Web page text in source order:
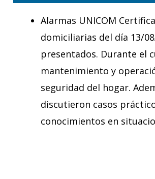
Alarmas UNICOM
domiciliarias del día 13/
presentados. Durante el
mantenimiento y
seguridad del hogar.
discutieron casos
conocimientos en